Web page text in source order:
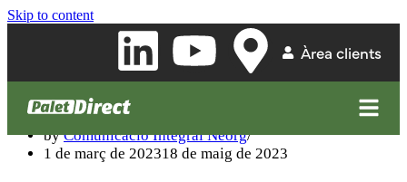
Skip to content
Àrea clients
PALET 120X80
byComunicació Integral Neorg
1 de març de 202318 de maig de 2023